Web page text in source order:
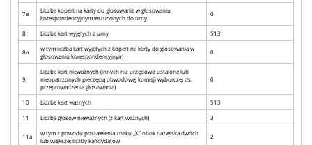
7e
Liczba kopert na karty do głosowania w głosowaniu
korespondencyjnym wrzuconych do urny
0
8 Liczba kart wyjętych z urny 513
8a
w tym liczba kart wyjętych z kopert na karty do głosowania w
głosowaniu korespondencyjnym
0
9
Liczba kart nieważnych (innych niż urzędowo ustalone lub
nieopatrzonych pieczęcią obwodowej komisji wyborczej ds.
przeprowadzenia głosowania)
0
10 Liczba kart ważnych
513
11
Liczba głosów nieważnych (z kart ważnych) 3
11a
w tym z powodu postawienia znaku „X” obok nazwiska dwóch
lub większej liczby kandydatów
2